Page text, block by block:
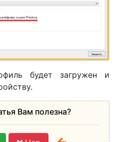
будет загружен и
Вам полезна?